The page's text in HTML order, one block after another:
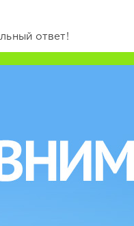
ответ!